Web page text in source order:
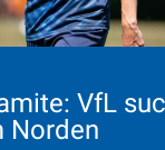
VfL
Norden